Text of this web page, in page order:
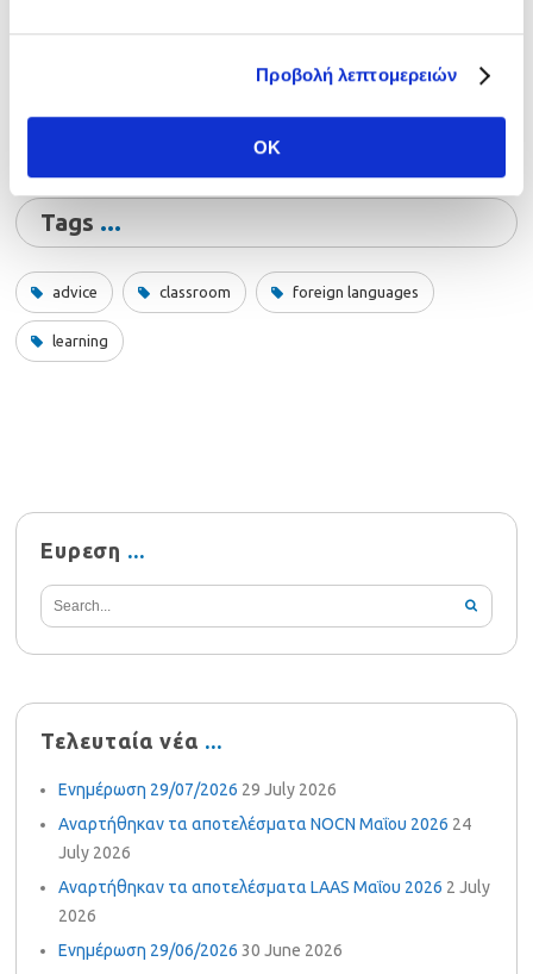
Προβολή λεπτομερειών
OK
Share
Tags
advice classroom foreign languages
learning
Ευρεση
Τελευταία νέα
Ενημέρωση 29/07/2026 29 July 2026
Αναρτήθηκαν τα αποτελέσματα NOCN Μαΐου 2026 24
July 2026
Αναρτήθηκαν τα αποτελέσματα LAAS Μαΐου 2026 2 July
2026
Ενημέρωση 29/06/2026 30 June 2026